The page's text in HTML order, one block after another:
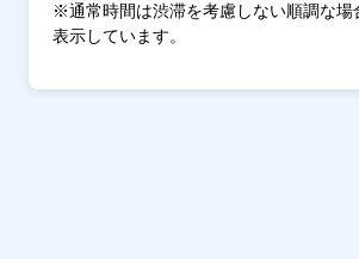
※通常時間は渋滞を考慮しない順調な場
表示しています。